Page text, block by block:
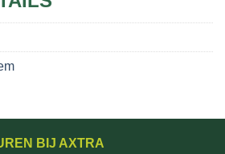
BIJ AXTRA